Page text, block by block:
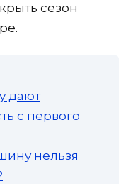
сезон
дают
с первого
нельзя